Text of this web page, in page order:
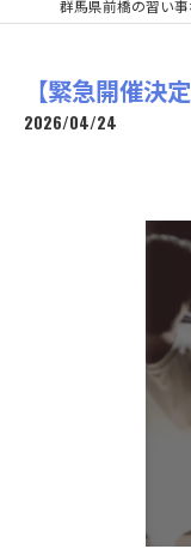
【緊急開催決
2026/04/24